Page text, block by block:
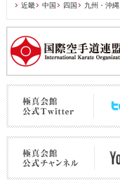
近畿
中国 四国 九州・沖縄